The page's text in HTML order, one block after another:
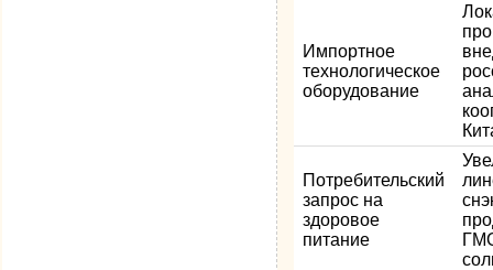
Импортное
технологическое
оборудование
Потребительский
запрос на
здоровое
питание